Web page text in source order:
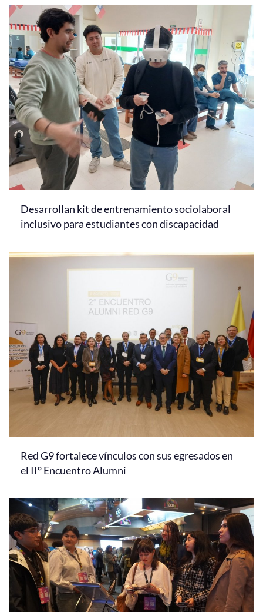
Desarrollan kit de entrenamiento sociolaboral
inclusivo para estudiantes con discapacidad
Red G9 fortalece vínculos con sus egresados en
el II° Encuentro Alumni